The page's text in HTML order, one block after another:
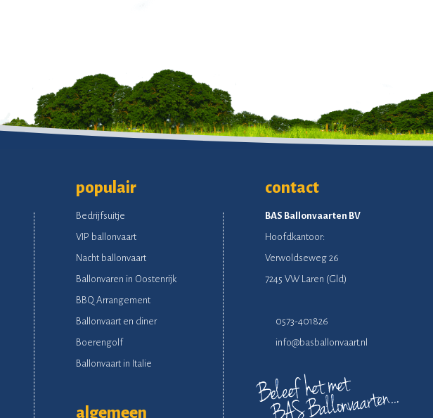
populair
Bedrijfsuitje
VIP ballonvaart
Nacht ballonvaart
Ballonvaren in Oostenrijk
BBQ Arrangement
Ballonvaart en diner
Boerengolf
Ballonvaart in Italie
algemeen
contact
BAS Ballonvaarten BV
Hoofdkantoor:
Verwoldseweg 26
7245 VW Laren (Gld)
0573-401826
info@basballonvaart.nl